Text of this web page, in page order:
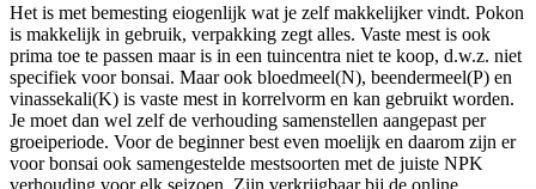
Het is met bemesting eiogenlijk wat je zelf makkelijker vindt. Pokon
is makkelijk in gebruik, verpakking zegt alles. Vaste mest is ook
prima toe te passen maar is in een tuincentra niet te koop, d.w.z. niet
specifiek voor bonsai. Maar ook bloedmeel(N), beendermeel(P) en
vinassekali(K) is vaste mest in korrelvorm en kan gebruikt worden.
Je moet dan wel zelf de verhouding samenstellen aangepast per
groeiperiode. Voor de beginner best even moelijk en daarom zijn er
voor bonsai ook samengestelde mestsoorten met de juiste NPK
verhouding voor elk seizoen. Zijn verkrijgbaar bij de online